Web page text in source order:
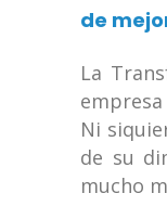
de
La
Ni
de su
mucho